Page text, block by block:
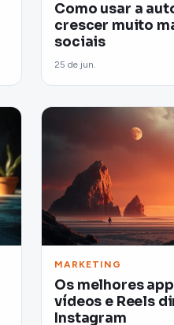
Como usar a
crescer muito
sociais
25 de jun.
MARKETING
Os melhores
vídeos e Reels
Instagram